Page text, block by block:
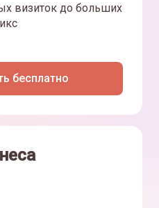
визиток до больших
бесплатно